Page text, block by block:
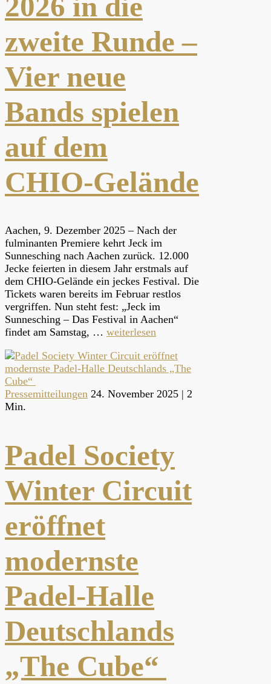
zweite Runde –
Vier neue
Bands spielen
auf dem
CHIO-Gelände
Aachen, 9. Dezember 2025 – Nach der
fulminanten Premiere kehrt Jeck im
Sunnesching nach Aachen zurück. 12.000
Jecke feierten in diesem Jahr erstmals auf
dem CHIO-Gelände ein jeckes Festival. Die
Tickets waren bereits im Februar restlos
vergriffen. Nun steht fest: „Jeck im
Sunnesching – Das Festival in Aachen“
findet am Samstag, … weiterlesen
Pressemitteilungen 24. November 2025 | 2
Min.
Padel Society
Winter Circuit
eröffnet
modernste
Padel-Halle
Deutschlands
„The Cube“